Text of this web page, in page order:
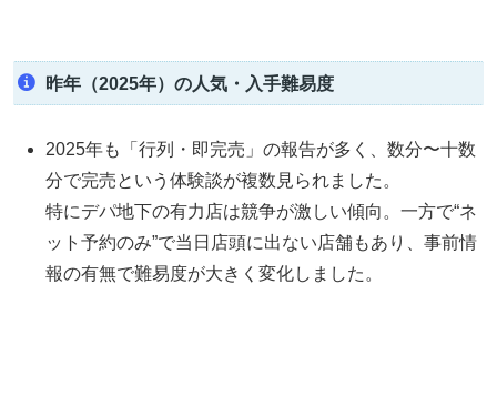
昨年（2025年）の人気・入手難易度
2025年も「行列・即完売」の報告が多く、数分〜十数
分で完売という体験談が複数見られました。
特にデパ地下の有力店は競争が激しい傾向。一方で“ネ
ット予約のみ”で当日店頭に出ない店舗もあり、事前情
報の有無で難易度が大きく変化しました。